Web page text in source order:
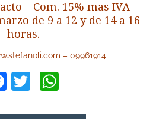
– Com. 15% mas IVA
de 9 a 12 y de 14 a 16
horas.
– 09961914
Facebook
Twitter